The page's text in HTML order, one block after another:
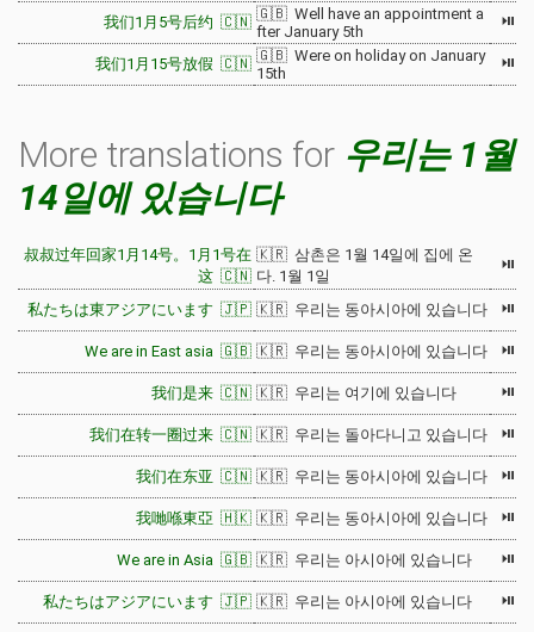
我们1月5号后约 🇨🇳 🇬🇧 Well have an appointment a
fter January 5th
⏯
我们1月15号放假 🇨🇳 🇬🇧 Were on holiday on January
15th
⏯
More translations for 우리는 1월
14일에 있습니다
叔叔过年回家1月14号。1月1号在
这 🇨🇳
🇰🇷 삼촌은 1월 14일에 집에 온
다. 1월 1일
⏯
私たちは東アジアにいます 🇯🇵 🇰🇷 우리는 동아시아에 있습니다 ⏯
We are in East asia 🇬🇧 🇰🇷 우리는 동아시아에 있습니다 ⏯
我们是来 🇨🇳 🇰🇷 우리는 여기에 있습니다 ⏯
我们在转一圈过来 🇨🇳 🇰🇷 우리는 돌아다니고 있습니다 ⏯
我们在东亚 🇨🇳 🇰🇷 우리는 동아시아에 있습니다 ⏯
我哋喺東亞 🇭🇰 🇰🇷 우리는 동아시아에 있습니다 ⏯
We are in Asia 🇬🇧 🇰🇷 우리는 아시아에 있습니다 ⏯
私たちはアジアにいます 🇯🇵 🇰🇷 우리는 아시아에 있습니다 ⏯